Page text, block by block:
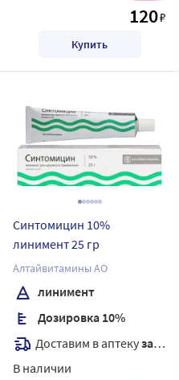
120₽
Купить
Синтомицин 10%
линимент 25 гр
Алтайвитамины АО
линимент
Дозировка 10%
Доставим в аптекузавтра
В наличии